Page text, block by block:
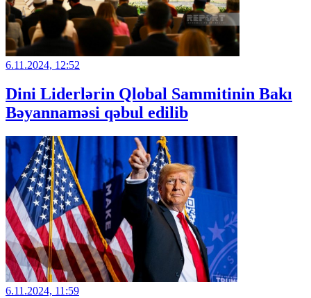
6.11.2024, 12:52
Dini Liderlərin Qlobal Sammitinin Bakı
Bəyannaməsi qəbul edilib
6.11.2024, 11:59